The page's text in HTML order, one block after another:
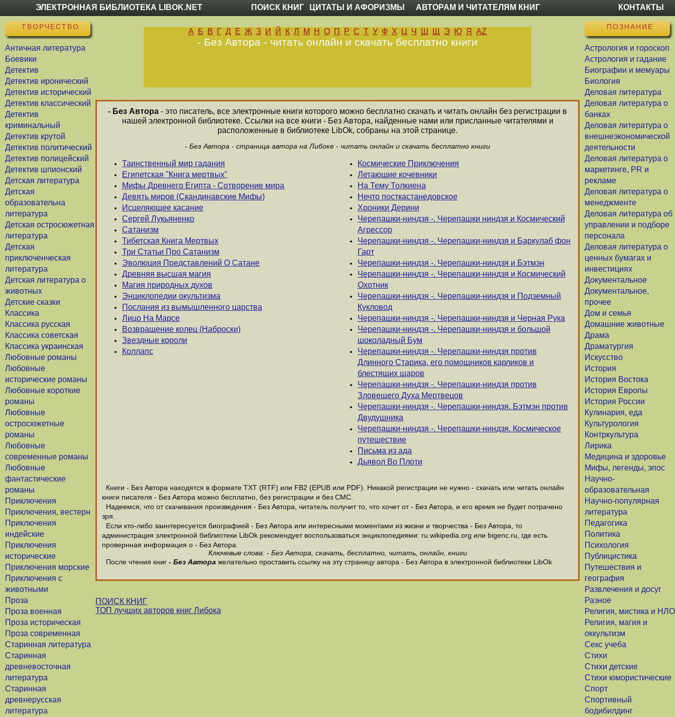
ЭЛЕКТРОННАЯ БИБЛИОТЕКА LIBOK.NET ПОИСК КНИГ ЦИТАТЫ И АФОРИЗМЫ АВТОРАМ И ЧИТАТЕЛЯМ КНИГ КОНТАКТЫ
ТВОРЧЕСТВО
Античная литература
Боевики
Детектив
Детектив иронический
Детектив исторический
Детектив классический
Детектив
криминальный
Детектив крутой
Детектив политический
Детектив полицейский
Детектив шпионский
Детская литература
Детская
образовательна
литература
Детская остросюжетная
литература
Детская
приключенческая
литература
Детская литература о
животных
Детские сказки
Классика
Классика русская
Классика советская
Классика украинская
Любовные романы
Любовные
исторические романы
Любовные короткие
романы
Любовные
остросюжетные
романы
Любовные
современные романы
Любовные
фантастические
романы
Приключения
Приключения, вестерн
Приключения
индейские
Приключения
исторические
Приключения морские
Приключения с
животными
Проза
Проза военная
Проза историческая
Проза современная
Старинная литература
Старинная
древневосточная
литература
Старинная
древнерусская
литература
ПОЗНАНИЕ
Астрология и гороскоп
Астрология и гадание
Биографии и мемуары
Биология
Деловая литература
Деловая литература о
банках
Деловая литература о
внешнеэкономической
деятельности
Деловая литература о
маркетинге, PR и
рекламе
Деловая литература о
менеджменте
Деловая литература об
управлении и подборе
персонала
Деловая литература о
ценных бумагах и
инвестициях
Документальное
Документальное,
прочее
Дом и семья
Домашние животные
Драма
Драматургия
Искусство
История
История Востока
История Европы
История России
Кулинария, еда
Культурология
Контркультура
Лирика
Медицина и здоровье
Мифы, легенды, эпос
Научно-
образовательная
Научно-популярная
литература
Педагогика
Политика
Психология
Публицистика
Путешествия и
география
Развлечения и досуг
Разное
Религия, мистика и НЛО
Религия, магия и
оккультизм
Секс учеба
Стихи
Стихи детские
Стихи юмористические
Спорт
Спортивный
бодибилдинг
А Б В Г Д Е Ж З И Й К Л М Н О П Р С Т У Ф Х Ц Ч Ш Щ Э Ю Я AZ
- Без Автора - читать онлайн и скачать бесплатно книги
- Без Автора - это писатель, все электронные книги которого можно бесплатно скачать и читать онлайн без регистрации в
нашей электронной библиотеке. Ссылки на все книги - Без Автора, найденные нами или присланные читателями и
расположенные в библиотеке LibOk, собраны на этой странице.
- Без Автора - страница автора на Либоке - читать онлайн и скачать бесплатно книги
Таинственный мир гадания
Египетская "Книга мертвых"
Мифы Древнего Египта - Сотворение мира
Девять миров (Скандинавские Мифы)
Исцеляющее касание
Сергей Лукьяненко
Сатанизм
Тибетская Книга Мертвых
Три Статьи Про Сатанизм
Эволюция Представлений О Сатане
Древняя высшая магия
Магия природных духов
Энциклопедии окультизма
Послания из вымышленного царства
Лицо На Марсе
Возвращение колец (Наброски)
Звездные короли
Коллапс
Космические Приключения
Летающие кочевники
На Тему Толкиена
Нечто посткастанедовское
Хроники Дерини
Черепашки-ниндзя -. Черепашки ниндзя и Космический
Агрессор
Черепашки-ниндзя -. Черепашки-ниндзя и Баркулаб фон
Гарт
Черепашки-ниндзя -. Черепашки-ниндзя и Бэтмэн
Черепашки-ниндзя -. Черепашки-ниндзя и Космический
Охотник
Черепашки-ниндзя -. Черепашки-ниндзя и Подземный
Кукловод
Черепашки-ниндзя -. Черепашки-ниндзя и Черная Рука
Черепашки-ниндзя -. Черепашки-ниндзя и большой
шоколадный Бум
Черепашки-ниндзя -. Черепашки-ниндзя против
Длинного Старика, его помощников карликов и
блестящих шаров
Черепашки-ниндзя -. Черепашки-ниндзя против
Зловещего Духа Мертвецов
Черепашки-ниндзя -. Черепашки-ниндзя. Бэтмэн против
Двудушника
Черепашки-ниндзя -. Черепашки-ниндзя. Космическое
путешествие
Письма из ада
Дьявол Во Плоти
Книги - Без Автора находятся в формате ТХТ (RTF) или FB2 (EPUB или PDF). Никакой регистрации не нужно - скачать или читать онлайн
книги писателя - Без Автора можно бесплатно, без регистрации и без СМС.
Надеемся, что от скачивания произведения - Без Автора, читатель получит то, что хочет от - Без Автора, и его время не будет потрачено
зря.
Если кто-либо заинтересуется биографией - Без Автора или интересными моментами из жизни и творчества - Без Автора, то
администрация электронной библиотеки LibOk рекомендует воспользоваться энциклопедиями: ru.wikipedia.org или bigenc.ru, где есть
провернная информация о - Без Автора.
Ключевые слова: - Без Автора, скачать, бесплатно, читать, онлайн, книги
После чтения книг - Без Автора желательно проставить ссылку на эту страницу автора - Без Автора в электронной библиотеки LibOk
ПОИСК КНИГ
ТОП лучших авторов книг Либока